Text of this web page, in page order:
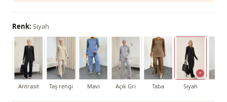
Renk: Siyah
Antrasit Taş rengi Mavi Açık Gri Taba Siyah